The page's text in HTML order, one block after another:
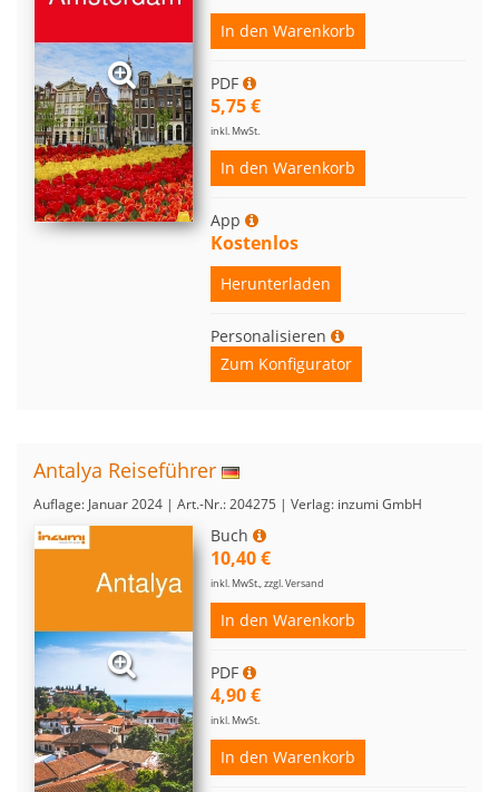
In den Warenkorb
PDF
5,75 €
inkl. MwSt.
In den Warenkorb
App
Kostenlos
Herunterladen
Personalisieren
Zum Konfigurator
Antalya Reiseführer
Auflage: Januar 2024 | Art.-Nr.: 204275 | Verlag: inzumi GmbH
Buch
10,40 €
inkl. MwSt., zzgl. Versand
In den Warenkorb
PDF
4,90 €
inkl. MwSt.
In den Warenkorb